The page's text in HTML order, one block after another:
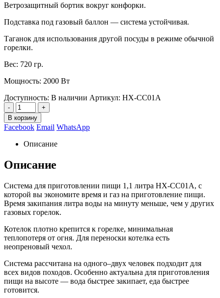
Ветрозащитный бортик вокруг конфорки.
Подставка под газовый баллон — система устойчивая.
Таганок для использования другой посуды в режиме обычной
горелки.
Вес: 720 гр.
Мощность: 2000 Вт
Доступность: В наличии Артикул: HX-CC01A
-
+
В корзину
Facebook Email WhatsApp
Описание
Описание
Система для приготовлении пищи 1,1 литра HX-CC01A, с
которой вы экономите время и газ на приготовление пищи.
Время закипания литра воды на минуту меньше, чем у других
газовых горелок.
Котелок плотно крепится к горелке, минимальная
теплопотеря от огня. Для переноски котелка есть
неопреновый чехол.
Система рассчитана на одного–двух человек подходит для
всех видов походов. Особенно актуальна для приготовления
пищи на высоте — вода быстрее закипает, еда быстрее
готовится.